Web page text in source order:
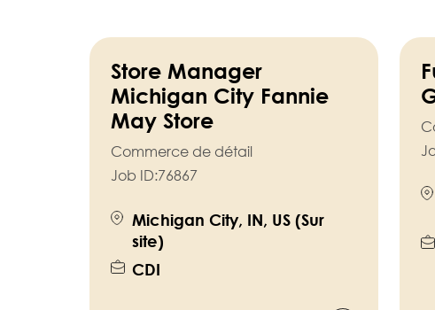
Store Manager
Michigan City Fannie
May Store
Commerce de détail
Job ID:76867
Michigan City, IN, US (Sur
site)
CDI